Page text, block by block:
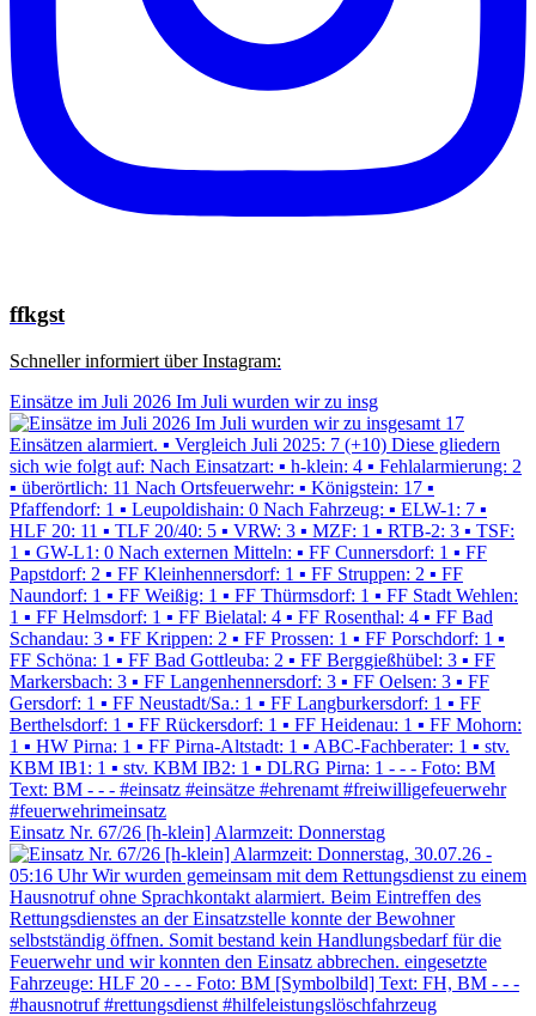
ffkgst
Schneller informiert über Instagram:
Einsätze im Juli 2026 Im Juli wurden wir zu insg
Einsatz Nr. 67/26 [h-klein] Alarmzeit: Donnerstag